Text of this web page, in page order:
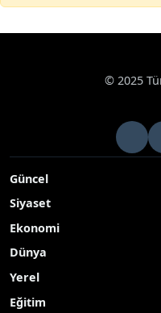
© 2025
Güncel
Siyaset
Ekonomi
Dünya
Yerel
Eğitim